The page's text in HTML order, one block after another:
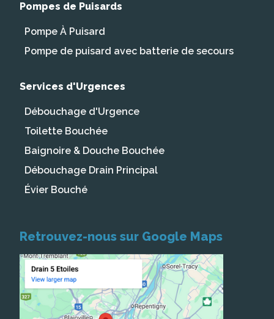
Pompes de Puisards
Pompe À Puisard
Pompe de puisard avec batterie de secours
Services d'Urgences
Débouchage d'Urgence
Toilette Bouchée
Baignoire & Douche Bouchée
Débouchage Drain Principal
Évier Bouché
Retrouvez-nous sur Google Maps